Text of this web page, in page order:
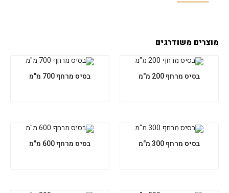
מוצרים משודרגים
בסיס מרחף 200 מ"מ בסיס מרחף 700 מ"מ
בסיס מרחף 300 מ"מ בסיס מרחף 600 מ"מ